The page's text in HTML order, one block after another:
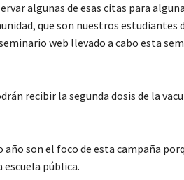
algunas de esas citas para
que son nuestros estudiantes
web llevado a cabo esta
recibir la segunda dosis de la
son el foco de esta campaña
escuela pública.